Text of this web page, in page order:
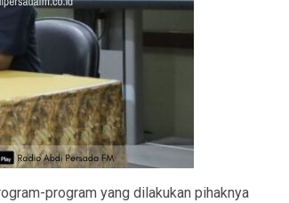
program yang dilakukan pihaknya